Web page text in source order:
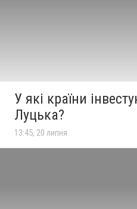
У які країни
Луцька?
13:45, 20 липня